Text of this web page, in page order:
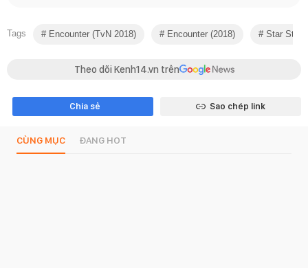
Tags Encounter (tvN 2018) Encounter (2018) Star Style
Theo dõi Kenh14.vn trên
Chia sẻ Sao chép link
CÙNG MỤC ĐANG HOT